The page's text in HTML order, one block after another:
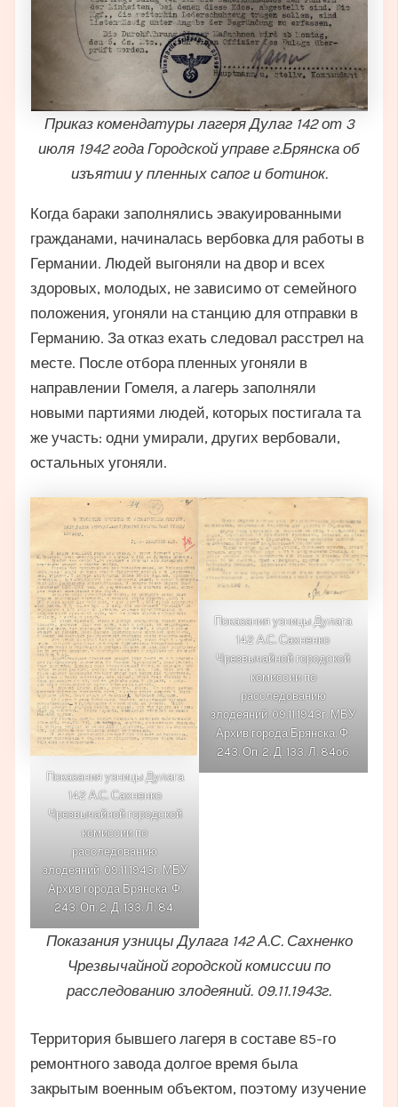
Приказ комендатуры лагеря Дулаг 142 от 3
июля 1942 года Городской управе г.Брянска об
изъятии у пленных сапог и ботинок.
Когда бараки заполнялись эвакуированными
гражданами, начиналась вербовка для работы в
Германии. Людей выгоняли на двор и всех
здоровых, молодых, не зависимо от семейного
положения, угоняли на станцию для отправки в
Германию. За отказ ехать следовал расстрел на
месте. После отбора пленных угоняли в
направлении Гомеля, а лагерь заполняли
новыми партиями людей, которых постигала та
же участь: одни умирали, других вербовали,
остальных угоняли.
Показания узницы Дулага
142 А.С. Сахненко
Чрезвычайной городской
комиссии по
расследованию
злодеяний. 09.11.1943г. МБУ
Архив города Брянска. Ф.
243. Оп. 2. Д. 133. Л. 84.
Показания узницы Дулага
142 А.С. Сахненко
Чрезвычайной городской
комиссии по
расследованию
злодеяний. 09.11.1943г. МБУ
Архив города Брянска. Ф.
243. Оп. 2. Д. 133. Л. 84об.
Показания узницы Дулага 142 А.С. Сахненко
Чрезвычайной городской комиссии по
расследованию злодеяний. 09.11.1943г.
Территория бывшего лагеря в составе 85-го
ремонтного завода долгое время была
закрытым военным объектом, поэтому изучение